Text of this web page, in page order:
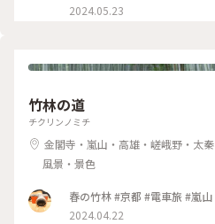
2024.05.23
竹林の道
チクリンノミチ
金閣寺・嵐山・高雄・嵯峨野・太秦
風景・景色
2024.04.22